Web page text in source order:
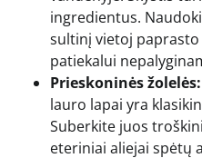
ingredientus.
sultinį vietoj paprasto
patiekalui
Prieskoninės žolelės:
lauro lapai yra
Suberkite juos
eteriniai aliejai spėtų